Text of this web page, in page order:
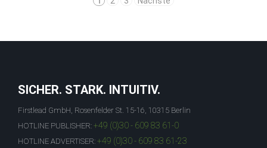
SICHER. STARK. INTUITIV.
Firstlead GmbH, Rosenfelder St. 15-16, 10315 Berlin
HOTLINE PUBLISHER: +49 (0)30 - 609 83 61-0
HOTLINE ADVERTISER: +49 (0)30 - 609 83 61-23